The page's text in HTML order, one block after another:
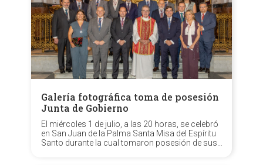
Galería fotográfica toma de posesión
Junta de Gobierno
El miércoles 1 de julio, a las 20 horas, se celebró
en San Juan de la Palma Santa Misa del Espíritu
Santo durante la cual tomaron posesión de sus